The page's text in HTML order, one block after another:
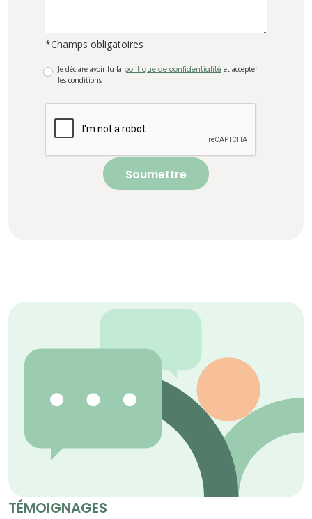
*Champs obligatoires
Je déclare avoir lu la politique de confidentialité et accepter
les conditions
Soumettre
TÉMOIGNAGES